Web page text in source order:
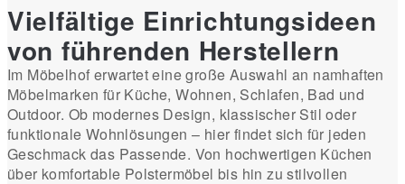
Vielfältige Einrichtungsideen
von führenden Herstellern
Im Möbelhof erwartet eine große Auswahl an namhaften
Möbelmarken für Küche, Wohnen, Schlafen, Bad und
Outdoor. Ob modernes Design, klassischer Stil oder
funktionale Wohnlösungen – hier findet sich für jeden
Geschmack das Passende. Von hochwertigen Küchen
über komfortable Polstermöbel bis hin zu stilvollen